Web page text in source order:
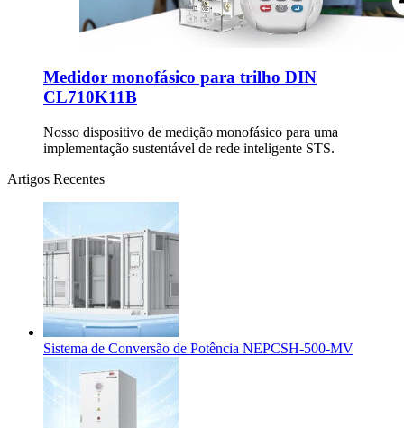
Medidor monofásico para trilho DIN
CL710K11B
Nosso dispositivo de medição monofásico para uma
implementação sustentável de rede inteligente STS.
Artigos Recentes
Sistema de Conversão de Potência NEPCSH-500-MV